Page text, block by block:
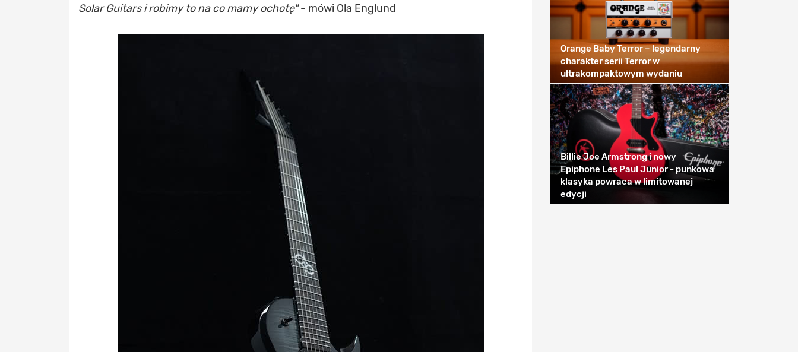
Solar Guitars i robimy to na co mamy ochotę"- mówi Ola Englund
Orange Baby Terror – legendarny
charakter serii Terror w
ultrakompaktowym wydaniu
Billie Joe Armstrong i nowy
Epiphone Les Paul Junior - punkowa
klasyka powraca w limitowanej
edycji